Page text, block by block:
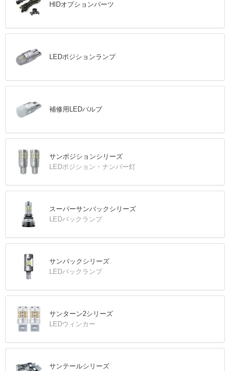
HIDオプションパーツ
LEDポジションランプ
補修用LEDバルブ
サンポジションシリーズ
LEDポジション・ナンバー灯
スーパーサンバックシリーズ
LEDバックランプ
サンバックシリーズ
LEDバックランプ
サンターン2シリーズ
LEDウィンカー
サンテールシリーズ